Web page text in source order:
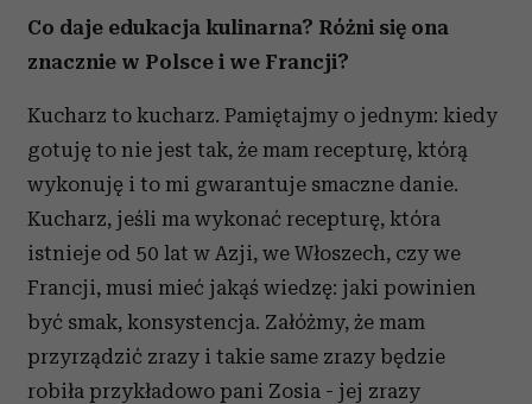
Co daje edukacja kulinarna? Różni się ona
znacznie w Polsce i we Francji?
Kucharz to kucharz. Pamiętajmy o jednym: kiedy
gotuję to nie jest tak, że mam recepturę, którą
wykonuję i to mi gwarantuje smaczne danie.
Kucharz, jeśli ma wykonać recepturę, która
istnieje od 50 lat w Azji, we Włoszech, czy we
Francji, musi mieć jakąś wiedzę: jaki powinien
być smak, konsystencja. Załóżmy, że mam
przyrządzić zrazy i takie same zrazy będzie
robiła przykładowo pani Zosia - jej zrazy